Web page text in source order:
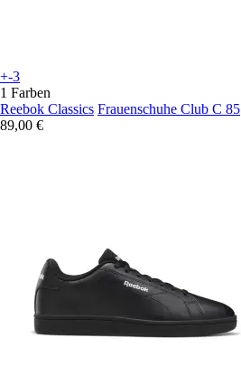
+-3
1 Farben
Reebok Classics Frauenschuhe Club C 85
89,00 €